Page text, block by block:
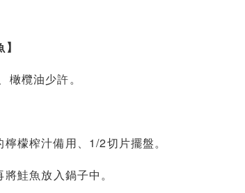
欖油少許。
檬榨汁備用、1/2切片擺盤。
鮭魚放入鍋子中。